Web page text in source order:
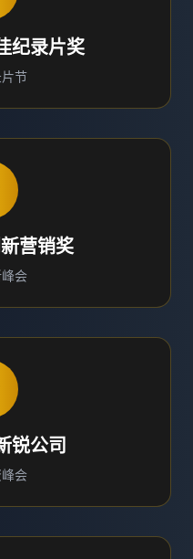
纪录片奖
节
营销奖
会
锐公司
会